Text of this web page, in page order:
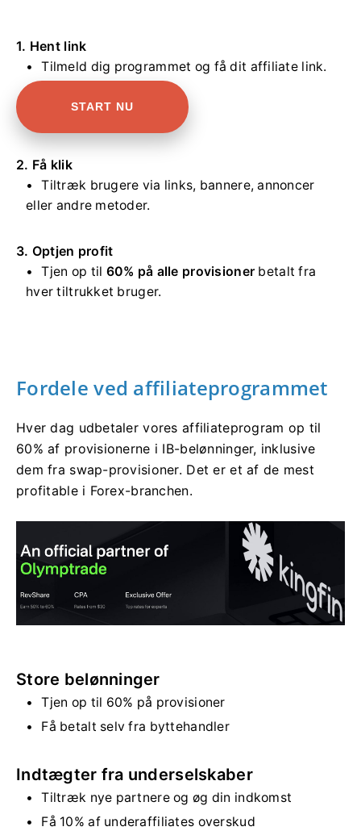
1. Hent link
Tilmeld dig programmet og få dit affiliate link.
START NU
2. Få klik
Tiltræk brugere via links, bannere, annoncer
eller andre metoder.
3. Optjen profit
Tjen op til 60% på alle provisioner betalt fra
hver tiltrukket bruger.
Fordele ved affiliateprogrammet
Hver dag udbetaler vores affiliateprogram op til
60% af provisionerne i IB-belønninger, inklusive
dem fra swap-provisioner. Det er et af de mest
profitable i Forex-branchen.
Store belønninger
Tjen op til 60% på provisioner
Få betalt selv fra byttehandler
Indtægter fra underselskaber
Tiltræk nye partnere og øg din indkomst
Få 10% af underaffiliates overskud